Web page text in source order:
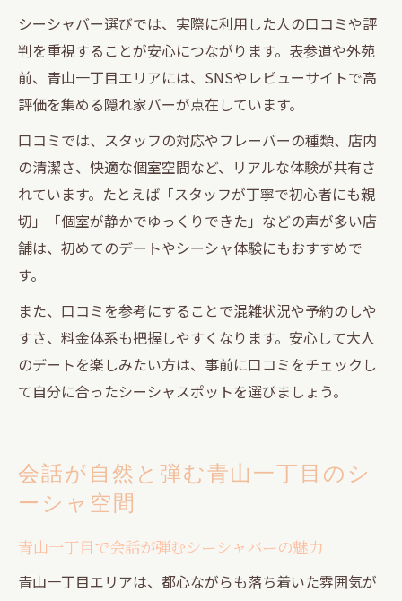
シーシャバー選びでは、実際に利用した人の口コミや評
判を重視することが安心につながります。表参道や外苑
前、青山一丁目エリアには、SNSやレビューサイトで高
評価を集める隠れ家バーが点在しています。
口コミでは、スタッフの対応やフレーバーの種類、店内
の清潔さ、快適な個室空間など、リアルな体験が共有さ
れています。たとえば「スタッフが丁寧で初心者にも親
切」「個室が静かでゆっくりできた」などの声が多い店
舗は、初めてのデートやシーシャ体験にもおすすめで
す。
また、口コミを参考にすることで混雑状況や予約のしや
すさ、料金体系も把握しやすくなります。安心して大人
のデートを楽しみたい方は、事前に口コミをチェックし
て自分に合ったシーシャスポットを選びましょう。
会話が自然と弾む青山一丁目のシ
ーシャ空間
青山一丁目で会話が弾むシーシャバーの魅力
青山一丁目エリアは、都心ながらも落ち着いた雰囲気が